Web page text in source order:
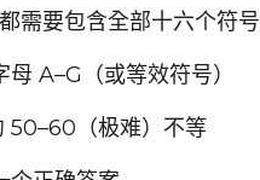
需要包含全部十六个符号
A–G（或等效符号）
50–60（极难）不等